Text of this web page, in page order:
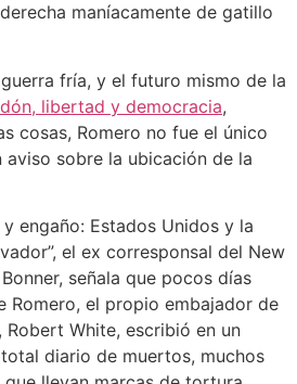
maníacamente de gatillo
fría, y el futuro mismo de la
libertad y democracia,
cosas, Romero no fue el único
sobre la ubicación de la
engaño: Estados Unidos y la
el ex corresponsal del New
señala que pocos días
Romero, el propio embajador de
Robert White, escribió en un
diario de muertos, muchos